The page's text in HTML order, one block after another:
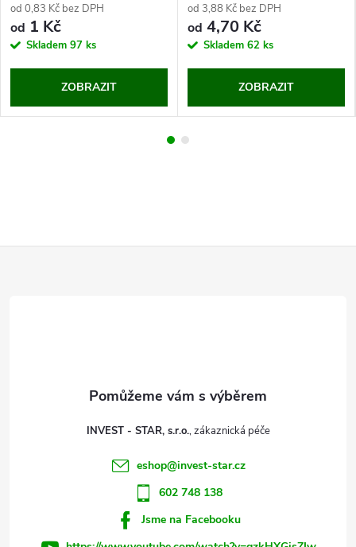
od 0,83 Kč bez DPH
od 1 Kč
Skladem 97 ks
ZOBRAZIT
od 3,88 Kč bez DPH
od 4,70 Kč
Skladem 62 ks
ZOBRAZIT
INVEST - STAR, s.r.o.
eshop@invest-star.cz
602 748 138
Jsme na Facebooku